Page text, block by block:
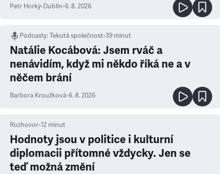
Petr Horký•Dublin•6. 8. 2026
Podcasty:Tekutá společnost•39 minut
Natálie Kocábová: Jsem rváč a
nenávidím, když mi někdo říká ne a v
něčem brání
Barbora Kroužková•6. 8. 2026
Rozhovor•12 minut
Hodnoty jsou v politice i kulturní
diplomacii přítomné vždycky. Jen se
teď možná změní